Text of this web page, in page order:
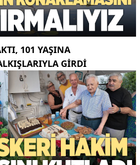
101 YAŞINA
GIRDI